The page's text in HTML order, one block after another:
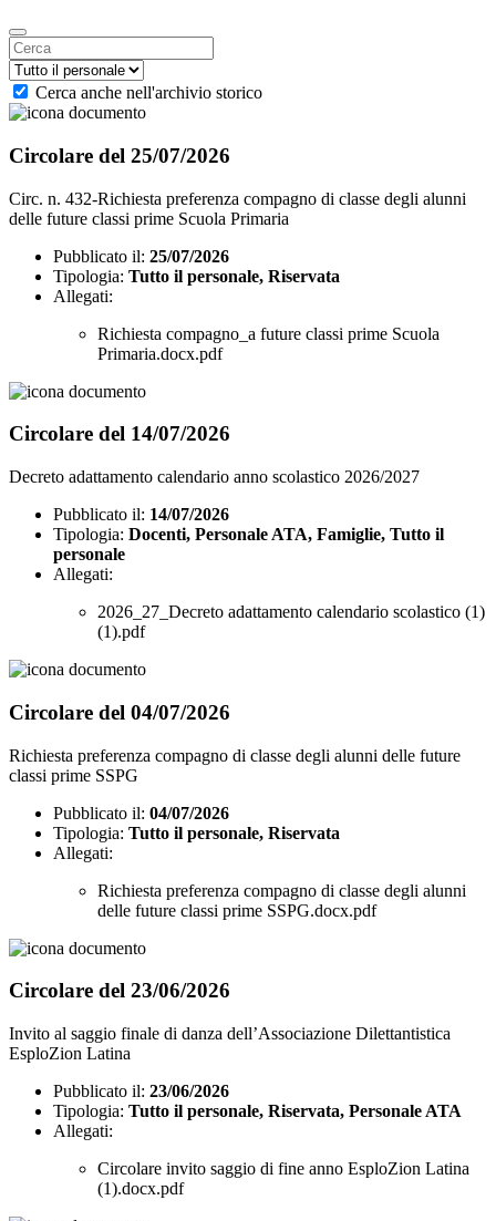
Cerca anche nell'archivio storico
Circolare del 25/07/2026
Circ. n. 432-Richiesta preferenza compagno di classe degli alunni
delle future classi prime Scuola Primaria
Pubblicato il: 25/07/2026
Tipologia: Tutto il personale, Riservata
Allegati:
Richiesta compagno_a future classi prime Scuola
Primaria.docx.pdf
Circolare del 14/07/2026
Decreto adattamento calendario anno scolastico 2026/2027
Pubblicato il: 14/07/2026
Tipologia: Docenti, Personale ATA, Famiglie, Tutto il
personale
Allegati:
2026_27_Decreto adattamento calendario scolastico (1)
(1).pdf
Circolare del 04/07/2026
Richiesta preferenza compagno di classe degli alunni delle future
classi prime SSPG
Pubblicato il: 04/07/2026
Tipologia: Tutto il personale, Riservata
Allegati:
Richiesta preferenza compagno di classe degli alunni
delle future classi prime SSPG.docx.pdf
Circolare del 23/06/2026
Invito al saggio finale di danza dell’Associazione Dilettantistica
EsploZion Latina
Pubblicato il: 23/06/2026
Tipologia: Tutto il personale, Riservata, Personale ATA
Allegati:
Circolare invito saggio di fine anno EsploZion Latina
(1).docx.pdf